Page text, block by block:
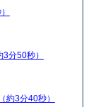
3分50秒）
（約3分40秒）